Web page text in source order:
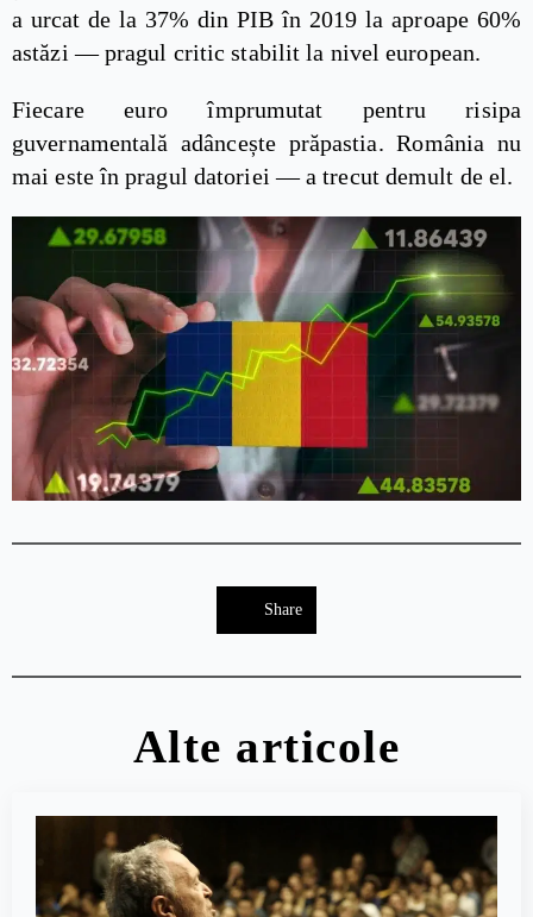
a urcat de la 37% din PIB în 2019 la aproape 60%
astăzi — pragul critic stabilit la nivel european.
Fiecare euro împrumutat pentru risipa
guvernamentală adâncește prăpastia. România nu
mai este în pragul datoriei — a trecut demult de el.
Share
Alte articole